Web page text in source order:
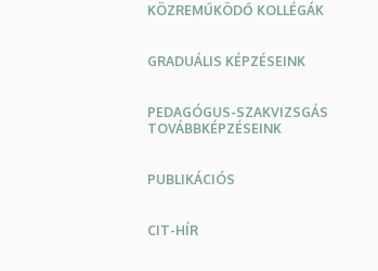
KÖZREMŰKÖDŐ KOLLÉGÁK
GRADUÁLIS KÉPZÉSEINK
PEDAGÓGUS-SZAKVIZSGÁS
TOVÁBBKÉPZÉSEINK
PUBLIKÁCIÓS
CIT-HÍR